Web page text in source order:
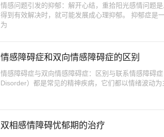
情感问题引发的抑郁：解开心结，重拾阳光感情问题
得到有效解决时，就可能发展成心理抑郁。 抑郁症是一种严重的精神疾病，它会影响一个人的情绪、思维和行
为
情感障碍症和双向情感障碍症的区别
情感障碍症与双向情感障碍症：区别与联系情感障碍
Disorder）都是常见的精神疾病，它们都以情绪波动
双相感情障碍忧郁期的治疗